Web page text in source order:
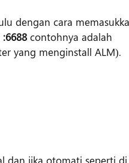
dengan cara
:6688 contohnya adalah
yang menginstall ALM).
dan jika otomati seperti di